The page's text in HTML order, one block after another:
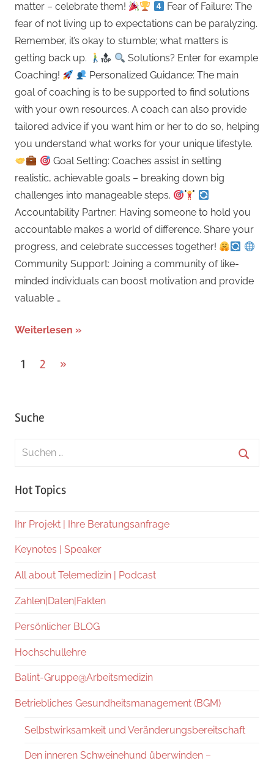
matter – celebrate them!
Fear of Failure: The
fear of not living up to expectations can be paralyzing.
Remember, it’s okay to stumble; what matters is
getting back up.
Solutions? Enter for example
Coaching!
Personalized Guidance: The main
goal of coaching is to be supported to find solutions
with your own resources. A coach can also provide
tailored advice if you want him or her to do so, helping
you understand what works for your unique lifestyle.
Goal Setting: Coaches assist in setting
realistic, achievable goals – breaking down big
challenges into manageable steps.
Accountability Partner: Having someone to hold you
accountable makes a world of difference. Share your
progress, and celebrate successes together!
Community Support: Joining a community of like-
minded individuals can boost motivation and provide
valuable …
Weiterlesen
Seitennummerierung
Beiträge
1 2
Nächste
»
Suche
Suchen
Hot Topics
Ihr Projekt | Ihre Beratungsanfrage
Keynotes | Speaker
All about Telemedizin | Podcast
Zahlen|Daten|Fakten
Persönlicher BLOG
Hochschullehre
Balint-Gruppe@Arbeitsmedizin
Betriebliches Gesundheitsmanagement (BGM)
Selbstwirksamkeit und Veränderungsbereitschaft
Den inneren Schweinehund überwinden –